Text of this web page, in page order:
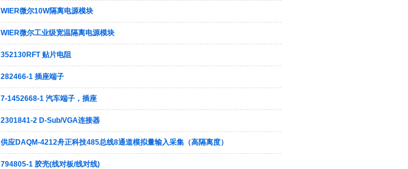
WIER微尔10W隔离电源模块
WIER微尔工业级宽温隔离电源模块
352130RFT 贴片电阻
282466-1 插座端子
7-1452668-1 汽车端子，插座
2301841-2 D-Sub/VGA连接器
供应DAQM-4212舟正科技485总线8通道模拟量输入采集（高隔离度）
794805-1 胶壳(线对板/线对线)